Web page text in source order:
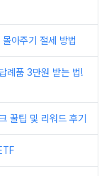
아주기 절세 방법
례품 3만원 받는 법!
꿀팁 및 리워드 후기